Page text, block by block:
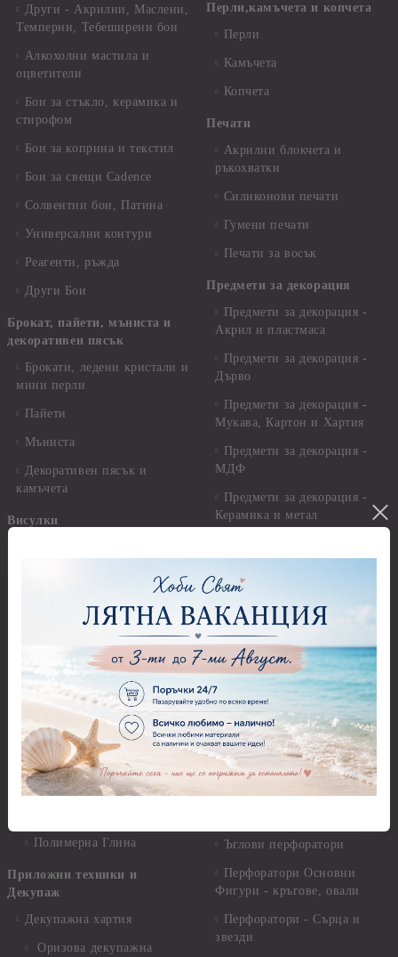
Други - Акрилни, Маслени,
Темперни, Тебеширени бои
Алкохолни мастила и
оцветители
Бои за стъкло, керамика и
стирофом
Бои за коприна и текстил
Бои за свещи Cadence
Солвентни бои, Патина
Универсални контури
Реагенти, ръжда
Други Бои
Брокат, пайети, мъниста и
декоративен пясък
Брокати, ледени кристали и
мини перли
Пайети
Мъниста
Декоративен пясък и
камъчета
Висулки
Глина,Гипс, Калъпи,
Елементи, Инструменти
Керамична смес за отливки
Керамични елементи
Елементи от полимерна
глина и полирезин
Пластични елементи
Инструменти за моделиране
Молдове и шаблони
Глина
Полимерна Глина
Приложни техники и
Декупаж
Декупажна хартия
Оризова декупажна
Перли,камъчета и копчета
Перли
Камъчета
Копчета
Печати
Акрилни блокчета и
ръкохватки
Силиконови печати
Гумени печати
Печати за восък
Предмети за декорация
Предмети за декорация -
Акрил и пластмаса
Предмети за декорация -
Дърво
Предмети за декорация -
Мукава, Картон и Хартия
Предмети за декорация -
МДФ
Предмети за декорация -
Керамика и метал
Стирофом
Предмети за декорация -
Стъкло
Предмети за декорация -
Плат, органза, зебло,
целофан
Пънчове Перфоратори
Перфоратори до 2,50 см
Перфоратори 2,50 см
Перфоратори над 2,50 см
Ъглови перфоратори
Перфоратори Основни
Фигури - кръгове, овали
Перфоратори - Сърца и
звезди